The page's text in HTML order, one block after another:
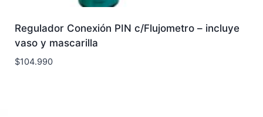
Regulador Conexión PIN c/Flujometro – incluye
vaso y mascarilla
$104.990